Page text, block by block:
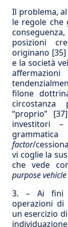
Il problema,
le regole che
posizioni
originano [35]
e la società
filone
“proprio” [37]
investitori
factor/
vi coglie la
che vede
purpose vehicle
3. – Ai fini
operazioni di
un esercizio